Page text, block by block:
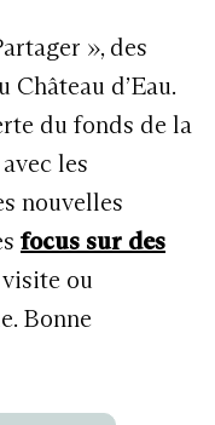
», des
d’Eau.
du fonds de la
avec les
nouvelles
focus sur des
ou
Bonne